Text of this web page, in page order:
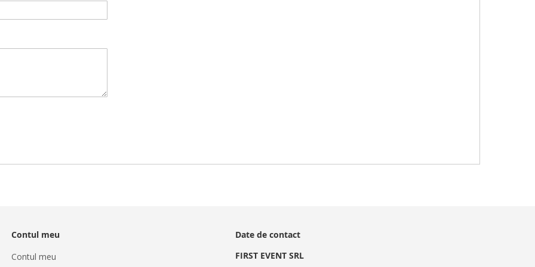
Contul meu
Contul meu
Date de contact
FIRST EVENT SRL